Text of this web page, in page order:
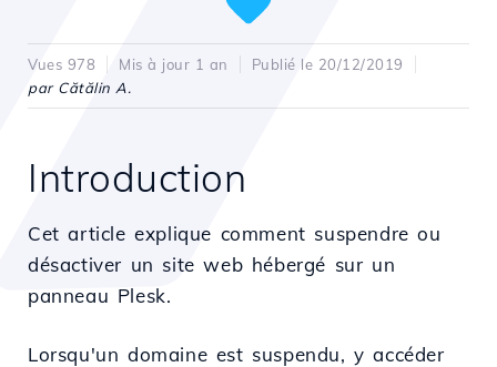
Vues 978 Mis à jour 1 an
Publié le 20/12/2019
par Cătălin A.
Introduction
Cet article explique comment suspendre ou
désactiver un site web hébergé sur un
panneau Plesk.
Lorsqu'un domaine est suspendu, y accéder